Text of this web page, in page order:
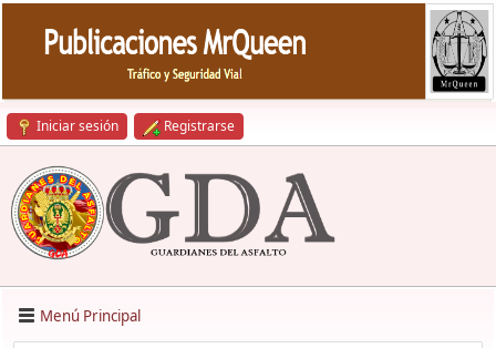
Iniciar sesión Registrarse
Menú Principal